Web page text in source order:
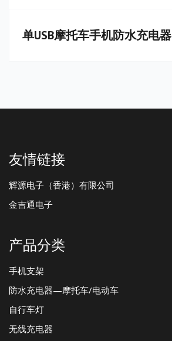
单USB摩托车手机防水充电
友情链接
辉源电子（香港）有限公司
金吉通电子
产品分类
手机支架
防水充电器—摩托车/电动车
自行车灯
无线充电器